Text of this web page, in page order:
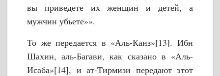
вы приведете их женщин и детей, а
мужчин убьете»».
То же передается в «Аль-Канз»[13]. Ибн
Шахин, аль-Багави, как сказано в «Аль-
Исаба»[14], и ат-Тирмизи передают этот